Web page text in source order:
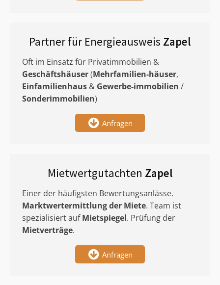
Partner für Energieausweis Zapel
Oft im Einsatz für Privatimmobilien &
Geschäftshäuser(Mehrfamilien-häuser,
Einfamilienhaus & Gewerbe-immobilien /
Sonderimmobilien)
Anfragen
Mietwertgutachten Zapel
Einer der häufigsten Bewertungsanlässe.
Marktwertermittlungder Miete. Team ist
spezialisiert aufMietspiegel. Prüfung der
Mietverträge.
Anfragen